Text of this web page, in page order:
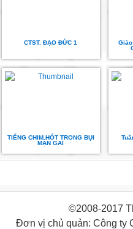
CTST. ĐẠO ĐỨC 1
TIẾNG CHIM HÓT TRONG BỤI
MẬN GAI
©2008-2017
Đơn vị chủ quản: Công ty